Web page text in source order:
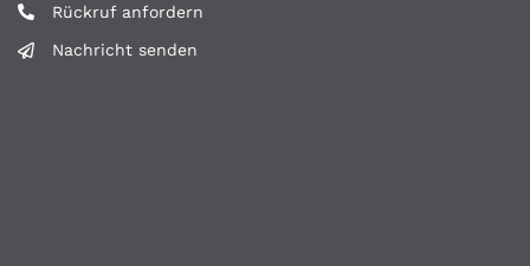
Rückruf anfordern
Nachricht senden